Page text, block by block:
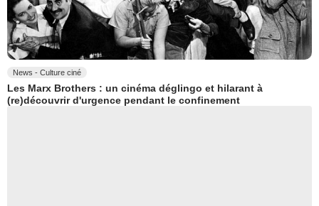
News - Culture ciné
Les Marx Brothers : un cinéma déglingo et hilarant à
(re)découvrir d'urgence pendant le confinement